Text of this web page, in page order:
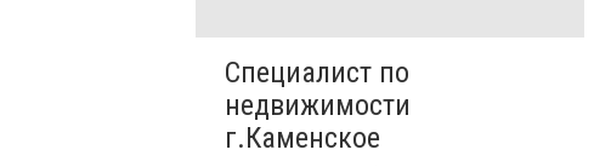
Специалист по
недвижимости
г.Каменское